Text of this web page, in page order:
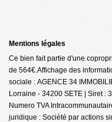
Mentions légales
Ce bien fait partie d'une
de 564€.Affichage des
sociale : AGENCE 34
Lorraine - 34200 SETE | Siret :
Numero TVA
juridique : Société par actions